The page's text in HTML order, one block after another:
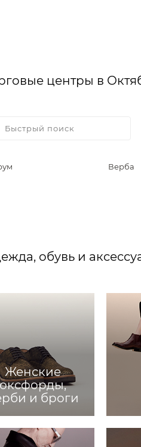
центры в
Верба
обувь и
Женские
оксфорды,
и броги